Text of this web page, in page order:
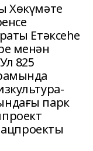
Хөкүмәте
Етәксеһе
менән
825
парк